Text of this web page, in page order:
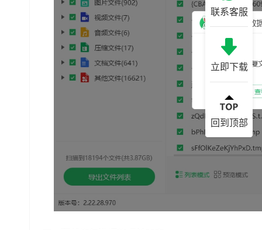
联系客服
立即下载
回到顶部